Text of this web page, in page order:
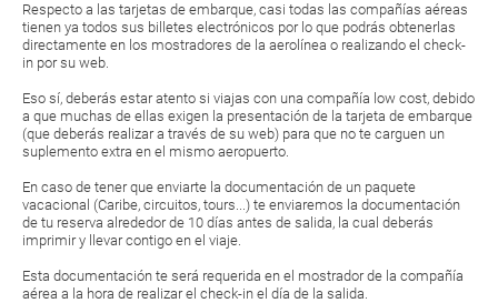
Respecto a las tarjetas de embarque, casi todas las compañías aéreas
tienen ya todos sus billetes electrónicos por lo que podrás obtenerlas
directamente en los mostradores de la aerolínea o realizando el check-
in por su web.
Eso sí, deberás estar atento si viajas con una compañía low cost, debido
a que muchas de ellas exigen la presentación de la tarjeta de embarque
(que deberás realizar a través de su web) para que no te carguen un
suplemento extra en el mismo aeropuerto.
En caso de tener que enviarte la documentación de un paquete
vacacional (Caribe, circuitos, tours...) te enviaremos la documentación
de tu reserva alrededor de 10 días antes de salida, la cual deberás
imprimir y llevar contigo en el viaje.
Esta documentación te será requerida en el mostrador de la compañía
aérea a la hora de realizar el check-in el día de la salida.